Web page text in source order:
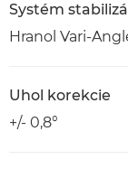
Systém
Hranol Vari-
Uhol korekcie
+/- 0,8°